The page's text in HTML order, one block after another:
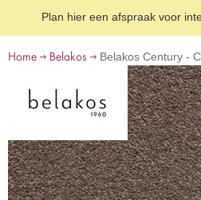
Plan hier een afspraak voor
Home Belakos Belakos Century -